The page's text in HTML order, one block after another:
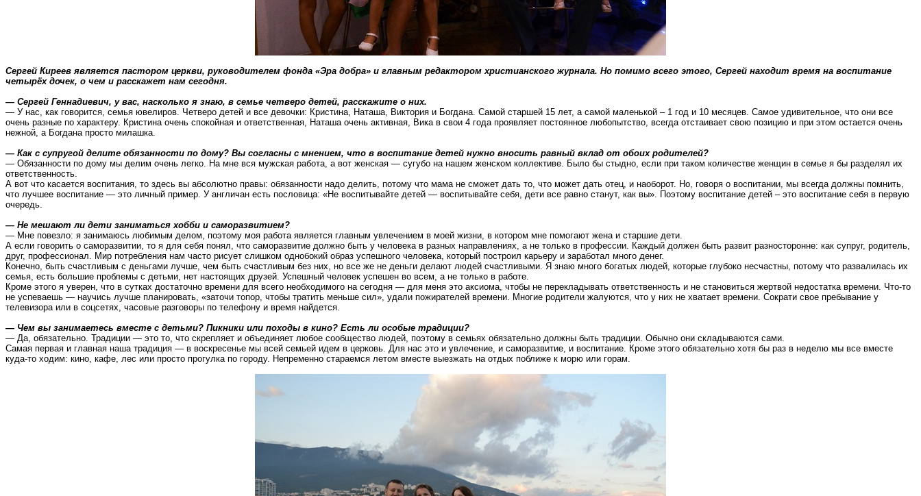
Сергей Киреев является пастором церкви, руководителем фонда «Эра добра» и главным редактором христианского журнала. Но помимо всего этого, Сергей находит время на воспитание
четырёх дочек, о чем и расскажет нам сегодня.
— Сергей Геннадиевич, у вас, насколько я знаю, в семье четверо детей, расскажите о них.
— У нас, как говорится, семья ювелиров. Четверо детей и все девочки: Кристина, Наташа, Виктория и Богдана. Самой старшей 15 лет, а самой маленькой – 1 год и 10 месяцев. Самое удивительное, что они все
очень разные по характеру. Кристина очень спокойная и ответственная, Наташа очень активная, Вика в свои 4 года проявляет постоянное любопытство, всегда отстаивает свою позицию и при этом остается очень
нежной, а Богдана просто милашка.
— Как с супругой делите обязанности по дому? Вы согласны с мнением, что в воспитание детей нужно вносить равный вклад от обоих родителей?
— Обязанности по дому мы делим очень легко. На мне вся мужская работа, а вот женская — сугубо на нашем женском коллективе. Было бы стыдно, если при таком количестве женщин в семье я бы разделял их
ответственность.
А вот что касается воспитания, то здесь вы абсолютно правы: обязанности надо делить, потому что мама не сможет дать то, что может дать отец, и наоборот. Но, говоря о воспитании, мы всегда должны помнить,
что лучшее воспитание — это личный пример. У англичан есть пословица: «Не воспитывайте детей — воспитывайте себя, дети все равно станут, как вы». Поэтому воспитание детей – это воспитание себя в первую
очередь.
— Не мешают ли дети заниматься хобби и саморазвитием?
— Мне повезло: я занимаюсь любимым делом, поэтому моя работа является главным увлечением в моей жизни, в котором мне помогают жена и старшие дети.
А если говорить о саморазвитии, то я для себя понял, что саморазвитие должно быть у человека в разных направлениях, а не только в профессии. Каждый должен быть развит разносторонне: как супруг, родитель,
друг, профессионал. Мир потребления нам часто рисует слишком однобокий образ успешного человека, который построил карьеру и заработал много денег.
Конечно, быть счастливым с деньгами лучше, чем быть счастливым без них, но все же не деньги делают людей счастливыми. Я знаю много богатых людей, которые глубоко несчастны, потому что развалилась их
семья, есть большие проблемы с детьми, нет настоящих друзей. Успешный человек успешен во всем, а не только в работе.
Кроме этого я уверен, что в сутках достаточно времени для всего необходимого на сегодня — для меня это аксиома, чтобы не перекладывать ответственность и не становиться жертвой недостатка времени. Что-то
не успеваешь — научись лучше планировать, «заточи топор, чтобы тратить меньше сил», удали пожирателей времени. Многие родители жалуются, что у них не хватает времени. Сократи свое пребывание у
телевизора или в соцсетях, часовые разговоры по телефону и время найдется.
— Чем вы занимаетесь вместе с детьми? Пикники или походы в кино? Есть ли особые традиции?
— Да, обязательно. Традиции — это то, что скрепляет и объединяет любое сообщество людей, поэтому в семьях обязательно должны быть традиции. Обычно они складываются сами.
Самая первая и главная наша традиция — в воскресенье мы всей семьей идем в церковь. Для нас это и увлечение, и саморазвитие, и воспитание. Кроме этого обязательно хотя бы раз в неделю мы все вместе
куда-то ходим: кино, кафе, лес или просто прогулка по городу. Непременно стараемся летом вместе выезжать на отдых поближе к морю или горам.